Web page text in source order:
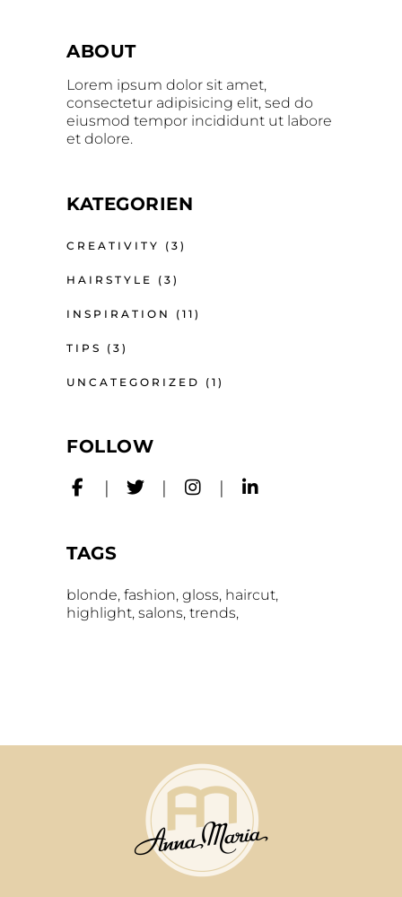
ABOUT
Lorem ipsum dolor sit amet,
consectetur adipisicing elit, sed do
eiusmod tempor incididunt ut labore
et dolore.
KATEGORIEN
CREATIVITY (3)
HAIRSTYLE (3)
INSPIRATION (11)
TIPS (3)
UNCATEGORIZED (1)
FOLLOW
TAGS
blonde fashion gloss haircut
highlight salons trends